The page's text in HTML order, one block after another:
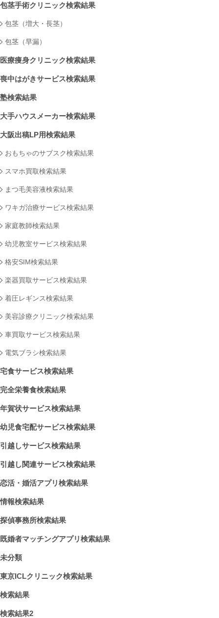
包茎手術クリニック検索結果
包茎（増大・長茎）
包茎（早漏）
医療痩身クリニック検索結果
喪中はがきサービス検索結果
塾検索結果
大手ハウスメーカー検索結果
大阪出稿LP用検索結果
おもちゃのサブスク検索結果
スマホ買取検索結果
まつ毛美容液検索結果
ワキガ治療サービス検索結果
家庭教師検索結果
幼児教室サービス検索結果
格安SIM検索結果
楽器買取サービス検索結果
着圧レギンス検索結果
美容診療クリニック検索結果
車買取サービス検索結果
電気ブラシ検索結果
宅食サービス検索結果
完全栄養食検索結果
年賀状サービス検索結果
幼児食宅配サービス検索結果
引越しサービス検索結果
引越し関連サービス検索結果
恋活・婚活アプリ検索結果
情報検索結果
探偵事務所検索結果
既婚者マッチングアプリ検索結果
未分類
東京ICLクリニック検索結果
検索結果
検索結果2